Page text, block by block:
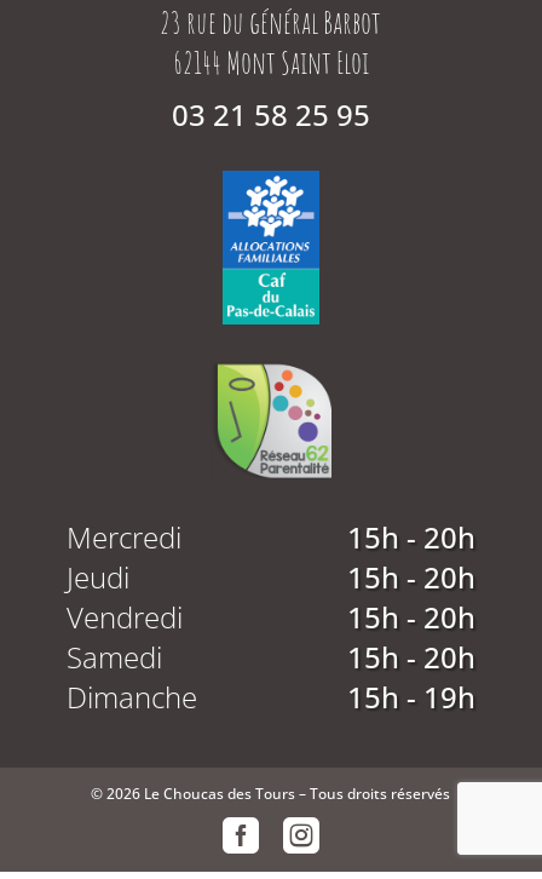
23 rue du général Barbot
62144 Mont Saint Eloi
03 21 58 25 95
Mercredi
15h - 20h
Jeudi
15h - 20h
Vendredi
15h - 20h
Samedi
15h - 20h
Dimanche
15h - 19h
© 2026 Le Choucas des Tours – Tous droits réservés
 